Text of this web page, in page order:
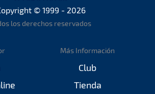
© 1999 - 2026
los derechos reservados
Más Información
Club
Tienda